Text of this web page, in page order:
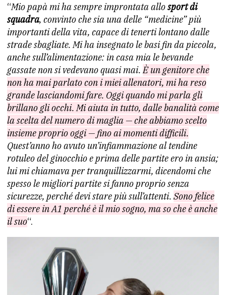
“Mio papà mi ha sempre improntata allosport di
squadra, convinto che sia una delle “medicine” più
importanti della vita, capace di tenerti lontano dalle
strade sbagliate. Mi ha insegnato le basi fin da piccola,
anche sull’alimentazione: in casa mia le bevande
gassate non si vedevano quasi mai. È un genitore che
non ha mai parlato con i miei allenatori, mi ha reso
grande lasciandomi fare. Oggi quando mi parla gli
brillano gli occhi. Mi aiuta in tutto, dalle banalità come
la scelta del numero di maglia — che abbiamo scelto
insieme proprio oggi — fino ai momenti difficili.
Quest’anno ho avuto un’infiammazione al tendine
rotuleo del ginocchio e prima delle partite ero in ansia;
lui mi chiamava per tranquillizzarmi, dicendomi che
spesso le migliori partite si fanno proprio senza
sicurezze, perché devi stare più sull’attenti. Sono felice
di essere in A1 perché è il mio sogno, ma so che è anche
il suo“.